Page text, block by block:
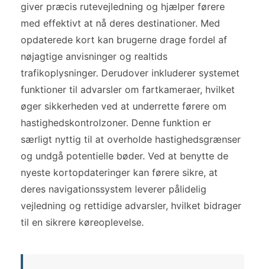
giver præcis rutevejledning og hjælper førere
med effektivt at nå deres destinationer. Med
opdaterede kort kan brugerne drage fordel af
nøjagtige anvisninger og realtids
trafikoplysninger. Derudover inkluderer systemet
funktioner til advarsler om fartkameraer, hvilket
øger sikkerheden ved at underrette førere om
hastighedskontrolzoner. Denne funktion er
særligt nyttig til at overholde hastighedsgrænser
og undgå potentielle bøder. Ved at benytte de
nyeste kortopdateringer kan førere sikre, at
deres navigationssystem leverer pålidelig
vejledning og rettidige advarsler, hvilket bidrager
til en sikrere køreoplevelse.